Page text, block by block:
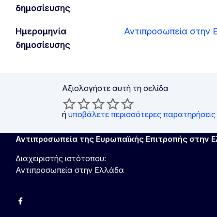
δημοσίευσης
Ημερομηνία
δημοσίευσης
Αντιπροσωπεία στην
Αξιολογήστε αυτή τη σελίδα
ή υποβάλετε περισσότερες παρατηρήσεις
Αντιπροσωπεία της Ευρωπαϊκής Επιτροπής στην
Διαχειριστής ιστότοπου:
Αντιπροσωπεία στην Ελλάδα
Facebook